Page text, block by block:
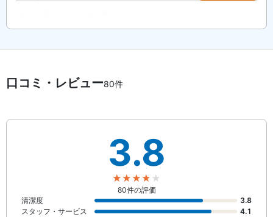
口コミ・レビュー80件
3.8
80件の評価
清潔度
3.8
スタッフ・サービス
4.1